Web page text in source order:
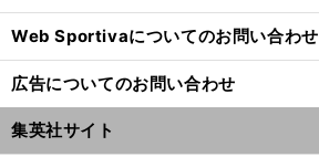
Web Sportivaについてのお問い合わせ
広告についてのお問い合わせ
集英社サイト